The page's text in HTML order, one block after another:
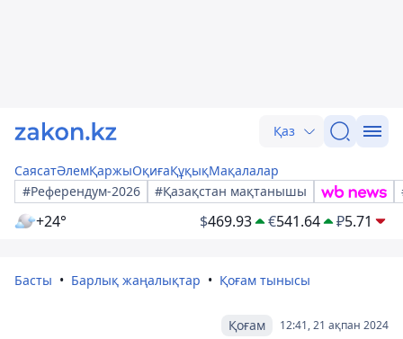
Қаз
СаясатӘлемҚаржыОқиғаҚұқықМақалалар
#Референдум-2026
#Қазақстан мақтанышы
+24° $469.93 €541.64 ₽5.71
Басты Барлық жаңалықтар Қоғам тынысы
12:41, 21 ақпан 2024
Қоғам